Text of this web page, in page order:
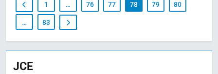
JCE
1 … 76 77 78 79 80
… 83